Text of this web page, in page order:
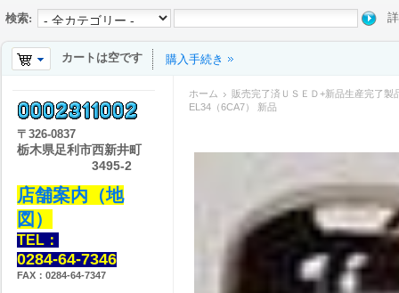
検索:
カートは空です 購入手続き
ホーム
販売完了済ＵＳＥＤ+新品生産完了製
EL34（6CA7） 新品
〒 326-0837
栃木県足利市西新井町
3495-2
店舗案内（地
図）
TEL：
0284-64-7346
FAX：0284-64-7347